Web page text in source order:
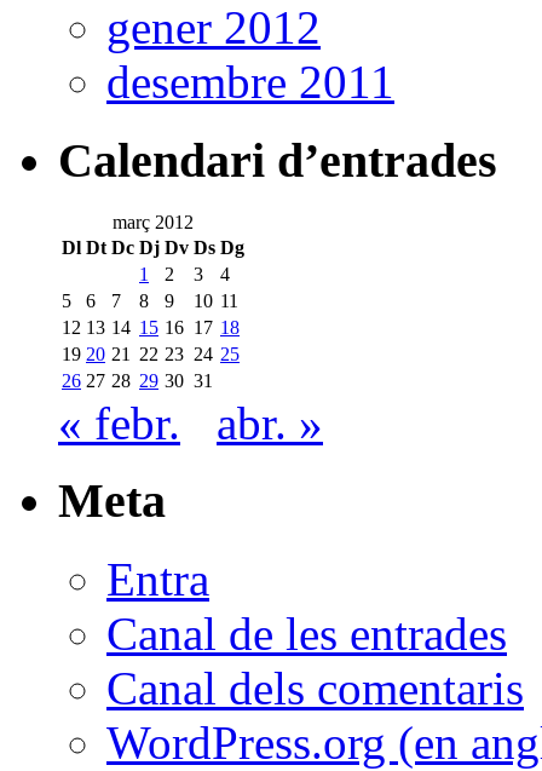
gener 2012
desembre 2011
Calendari d’entrades
març 2012
Dl Dt Dc Dj Dv Ds Dg
1
2 3
4
5
6 7 8 9 10 11
12 13 14 15 16 17 18
19 20 21 22 23 24 25
26 27 28 29 30 31
« febr. abr. »
Meta
Entra
Canal de les entrades
Canal dels comentaris
WordPress.org (en